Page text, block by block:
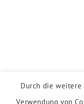
Durch die weitere
Verwendung von